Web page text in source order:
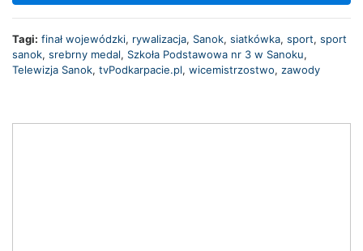
Tagi: finał wojewódzki, rywalizacja, Sanok, siatkówka, sport, sport
sanok, srebrny medal, Szkoła Podstawowa nr 3 w Sanoku,
Telewizja Sanok, tvPodkarpacie.pl, wicemistrzostwo, zawody